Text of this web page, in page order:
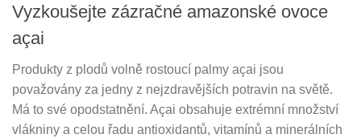
Vyzkoušejte zázračné amazonské ovoce
açai
Produkty z plodů volně rostoucí palmy açai jsou
považovány za jedny z nejzdravějších potravin na světě.
Má to své opodstatnění. Açai obsahuje extrémní množství
vlákniny a celou řadu antioxidantů, vitamínů a minerálních